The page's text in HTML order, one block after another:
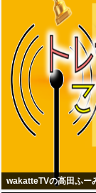
wakatteTVの高田ふー